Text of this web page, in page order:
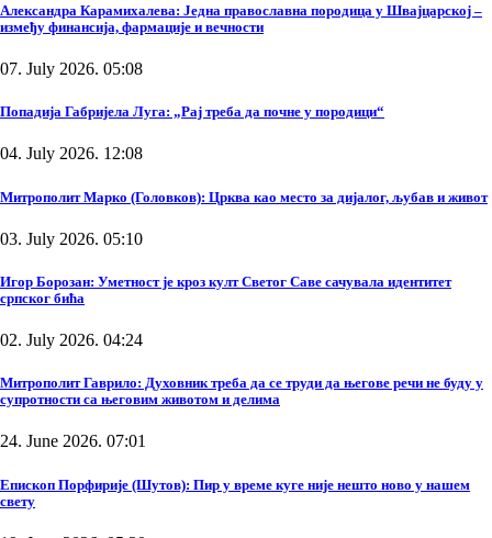
Александра Карамихалева: Једна православна породица у Швајцарској –
између финансија, фармације и вечности
07. July 2026. 05:08
Попадија Габријела Луга: „Рај треба да почне у породици“
04. July 2026. 12:08
Митрополит Марко (Головков): Црква као место за дијалог, љубав и живот
03. July 2026. 05:10
Игор Борозан: Уметност је кроз култ Светог Саве сачувала идентитет
српског бића
02. July 2026. 04:24
Митрополит Гаврило: Духовник треба да се труди да његове речи не буду у
супротности са његовим животом и делима
24. June 2026. 07:01
Епископ Порфирије (Шутов): Пир у време куге није нешто ново у нашем
свету